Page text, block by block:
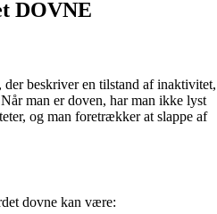
DOVNE
beskriver en tilstand af inaktivitet,
man er doven, har man ikke lyst
og man foretrækker at slappe af
dovne kan være: